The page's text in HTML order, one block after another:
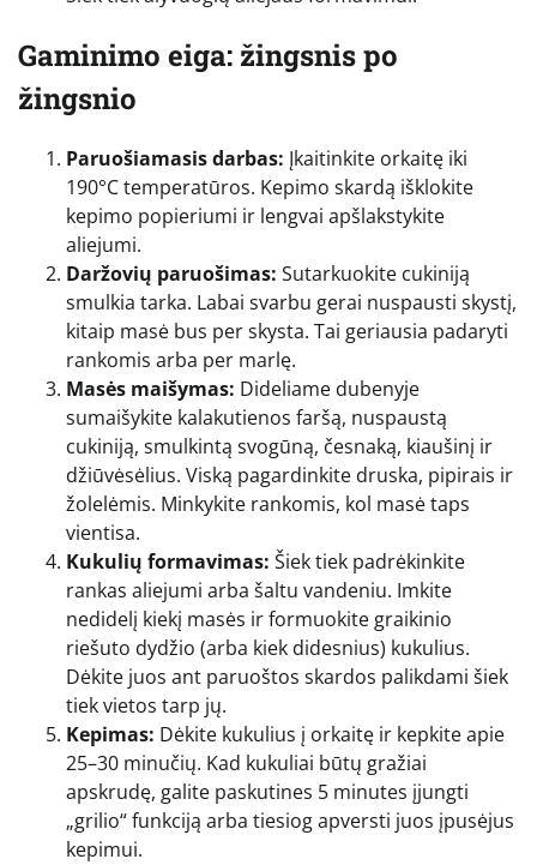
Gaminimo eiga: žingsnis po
žingsnio
Paruošiamasis darbas: Įkaitinkite orkaitę iki
190°C temperatūros. Kepimo skardą išklokite
kepimo popieriumi ir lengvai apšlakstykite
aliejumi.
Daržovių paruošimas: Sutarkuokite cukiniją
smulkia tarka. Labai svarbu gerai nuspausti skystį,
kitaip masė bus per skysta. Tai geriausia padaryti
rankomis arba per marlę.
Masės maišymas: Dideliame dubenyje
sumaišykite kalakutienos faršą, nuspaustą
cukiniją, smulkintą svogūną, česnaką, kiaušinį ir
džiūvėsėlius. Viską pagardinkite druska, pipirais ir
žolelėmis. Minkykite rankomis, kol masė taps
vientisa.
Kukulių formavimas: Šiek tiek padrėkinkite
rankas aliejumi arba šaltu vandeniu. Imkite
nedidelį kiekį masės ir formuokite graikinio
riešuto dydžio (arba kiek didesnius) kukulius.
Dėkite juos ant paruoštos skardos palikdami šiek
tiek vietos tarp jų.
Kepimas: Dėkite kukulius į orkaitę ir kepkite apie
25–30 minučių. Kad kukuliai būtų gražiai
apskrudę, galite paskutines 5 minutes įjungti
„grilio“ funkciją arba tiesiog apversti juos įpusėjus
kepimui.